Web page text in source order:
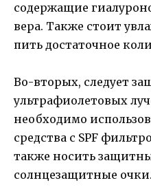
содержащие
вера. Также стоит
пить достаточное
Во-вторых, следует
ультрафиолетовых
необходимо
средства с SPF
также носить
солнцезащитные очки.